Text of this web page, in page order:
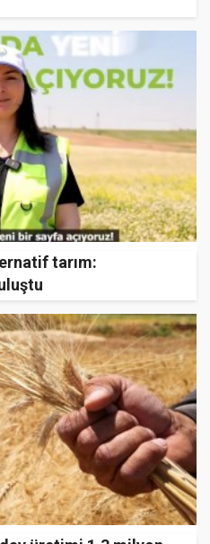
tarım: